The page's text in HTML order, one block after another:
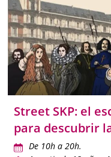
Street SKP: el
para descubrir
De 10h a 20h.